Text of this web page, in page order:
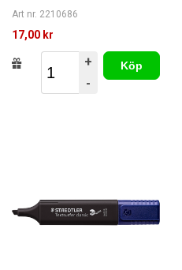
Art nr. 2210686
17,00 kr
+
-
Köp